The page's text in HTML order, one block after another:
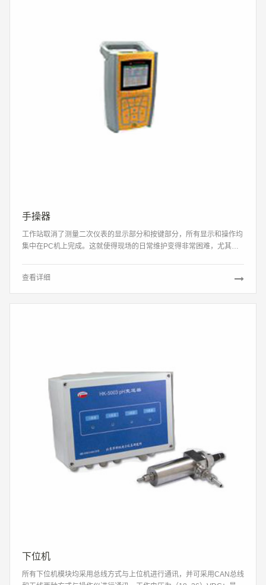
手操器
工作站取消了测量二次仪表的显示部分和按键部分，所有显示和操作均
集中在PC机上完成。这就使得现场的日常维护变得非常困难，尤其是
器块相连，即可以现场对相应模块进行显示和操作。
查看详细
下位机
所有下位机模块均采用总线方式与上位机进行通讯，并可采用CAN总线